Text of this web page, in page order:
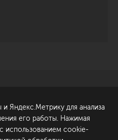
Обсудить проект
Яндекс.Метрику для анализа
его работы. Нажимая
использованием cookie-